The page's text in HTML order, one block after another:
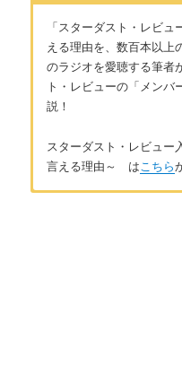
「スターダスト・レビ
える理由を、数百本以上
のラジオを愛聴する筆者
ト・レビューの「メンバ
説！
スターダスト・レビュ
言える理由～ はこちら